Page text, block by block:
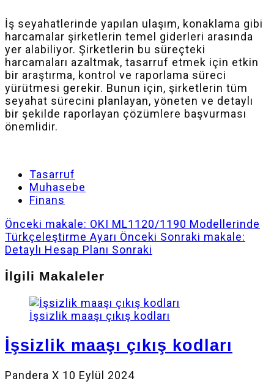
İş seyahatlerinde yapılan ulaşım, konaklama gibi
harcamalar şirketlerin temel giderleri arasında
yer alabiliyor. Şirketlerin bu süreçteki
harcamaları azaltmak, tasarruf etmek için etkin
bir araştırma, kontrol ve raporlama süreci
yürütmesi gerekir. Bunun için, şirketlerin tüm
seyahat sürecini planlayan, yöneten ve detaylı
bir şekilde raporlayan çözümlere başvurması
önemlidir.
Tasarruf
Muhasebe
Finans
Önceki makale: OKI ML1120/1190 Modellerinde
Türkçeleştirme Ayarı Önceki Sonraki makale:
Detaylı Hesap Planı Sonraki
İlgili Makaleler
İşsizlik maaşı çıkış kodları
İşsizlik maaşı çıkış kodları
Pandera X 10 Eylül 2024